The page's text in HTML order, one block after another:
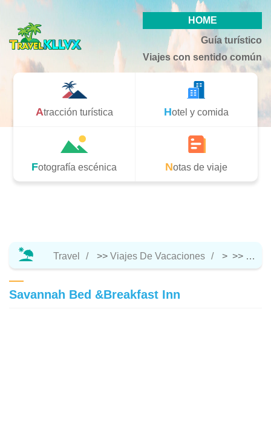
HOME
Guía turístico
Viajes con sentido común
Atracción turística Hotel y comida
Fotografía escénica Notas de viaje
Travel >> Viajes De Vacaciones > >>
Savannah Bed &Breakfast Inn